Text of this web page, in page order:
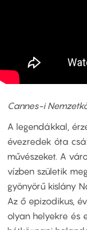
Cannes-i
A legendákkal,
évezredek óta
művészeket. A
vízben születik
gyönyörű kislány
Az ő epizodikus,
olyan helyekre és